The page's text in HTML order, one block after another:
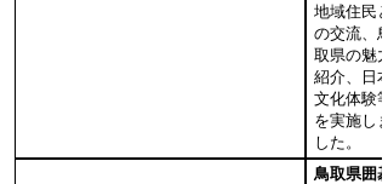
地域住民と
の交流、鳥
取県の魅力
紹介、日本
文化体験等
を実施しま
した。
鳥取県囲碁